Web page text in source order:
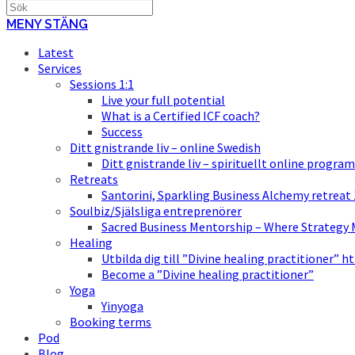
MENY STÄNG
Latest
Services
Sessions 1:1
Live your full potential
What is a Certified ICF coach?
Success
Ditt gnistrande liv – online Swedish
Ditt gnistrande liv – spirituellt online program
Retreats
Santorini, Sparkling Business Alchemy retreat
Soulbiz/Själsliga entreprenörer
Sacred Business Mentorship – Where Strategy
Healing
Utbilda dig till ”Divine healing practitioner” ht
Become a ”Divine healing practitioner”
Yoga
Yinyoga
Booking terms
Pod